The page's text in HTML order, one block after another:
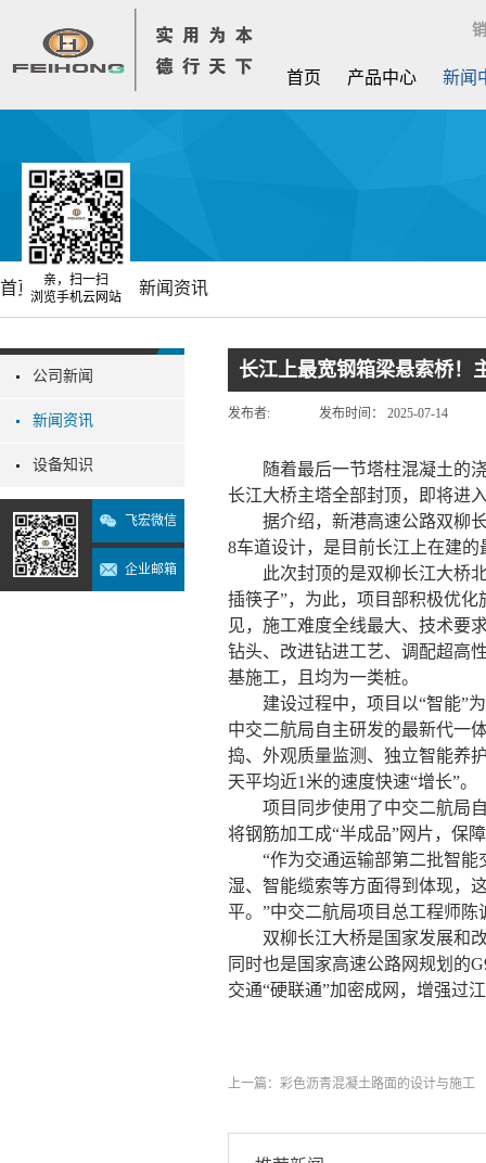
首页 产品中心 新闻
公司新闻
新闻资讯
设备知识
飞宏微信
企业邮箱
首页 新闻中心 新闻资讯
长江上最宽钢箱梁悬索桥！
发布者: 发布时间： 2025-07-14
随着最后一节塔柱混凝土的
长江大桥主塔全部封顶，即将进
据介绍，新港高速公路双柳
8车道设计，是目前长江上在建
此次封顶的是双柳长江大桥
插筷子”，为此，项目部积极优
见，施工难度全线最大、技术要
钻头、改进钻进工艺、调配超高
基施工，且均为一类桩。
建设过程中，项目以“智能”
中交二航局自主研发的最新代一
捣、外观质量监测、独立智能养
天平均近1米的速度快速“增长”。
项目同步使用了中交二航局
将钢筋加工成“半成品”网片，保
“作为交通运输部第二批智
湿、智能缆索等方面得到体现，
平。”中交二航局项目总工程师陈
双柳长江大桥是国家发展和
同时也是国家高速公路网规划的
交通“硬联通”加密成网，增强过
上一篇： 彩色沥青混凝土路面的设计与施工
亲，扫一扫
浏览手机云网站